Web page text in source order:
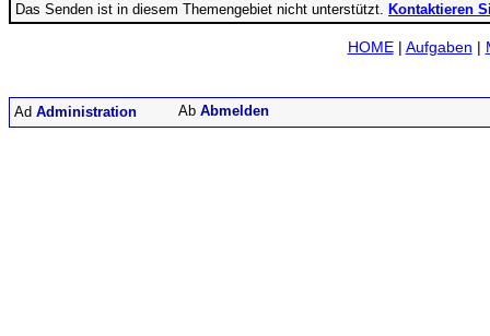
Das Senden ist in diesem Themengebiet nicht unterstützt. Kontaktieren
HOME| Aufgaben |
Administration Abmelden